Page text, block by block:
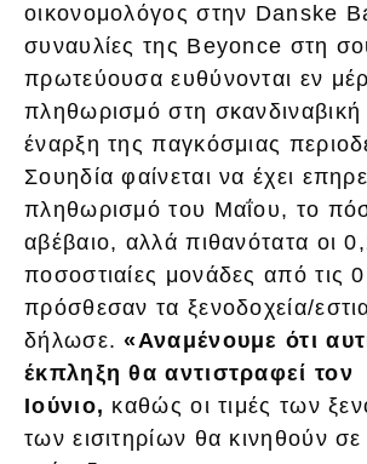
οικονομολόγος στην Danske
συναυλίες της Beyonce στη
πρωτεύουσα ευθύνονται εν
πληθωρισμό στη
έναρξη της παγκόσμιας
Σουηδία φαίνεται να έχει
πληθωρισμό του Μαΐου, το
αβέβαιο, αλλά πιθανότατα οι
ποσοστιαίες μονάδες από τις
πρόσθεσαν τα ξενοδοχεία/
δήλωσε.«Αναμένουμε ότι
έκπληξη θα αντιστραφεί τον
Ιούνιο, καθώς οι τιμές των
των εισιτηρίων θα κινηθούν σε